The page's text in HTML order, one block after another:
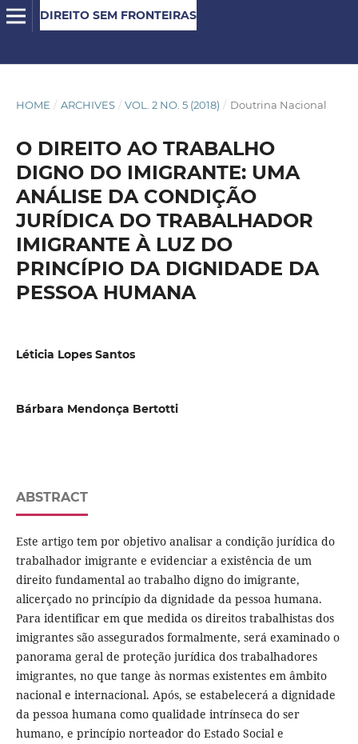
DIREITO SEM FRONTEIRAS
HOME / ARCHIVES / VOL. 2 NO. 5 (2018) / Doutrina Nacional
O DIREITO AO TRABALHO
DIGNO DO IMIGRANTE: UMA
ANÁLISE DA CONDIÇÃO
JURÍDICA DO TRABALHADOR
IMIGRANTE À LUZ DO
PRINCÍPIO DA DIGNIDADE DA
PESSOA HUMANA
Léticia Lopes Santos
Bárbara Mendonça Bertotti
ABSTRACT
Este artigo tem por objetivo analisar a condição jurídica do
trabalhador imigrante e evidenciar a existência de um
direito fundamental ao trabalho digno do imigrante,
alicerçado no princípio da dignidade da pessoa humana.
Para identificar em que medida os direitos trabalhistas dos
imigrantes são assegurados formalmente, será examinado o
panorama geral de proteção jurídica dos trabalhadores
imigrantes, no que tange às normas existentes em âmbito
nacional e internacional. Após, se estabelecerá a dignidade
da pessoa humana como qualidade intrínseca do ser
humano, e princípio norteador do Estado Social e